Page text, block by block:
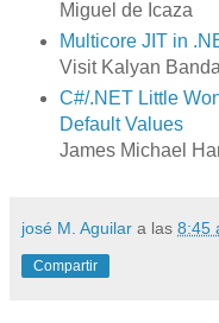
Miguel de Icaza
Multicore JIT in
Visit Kalyan
C#/.NET Little
Default Values
James Michael
josé M. Aguilar a las 8:45
Compartir